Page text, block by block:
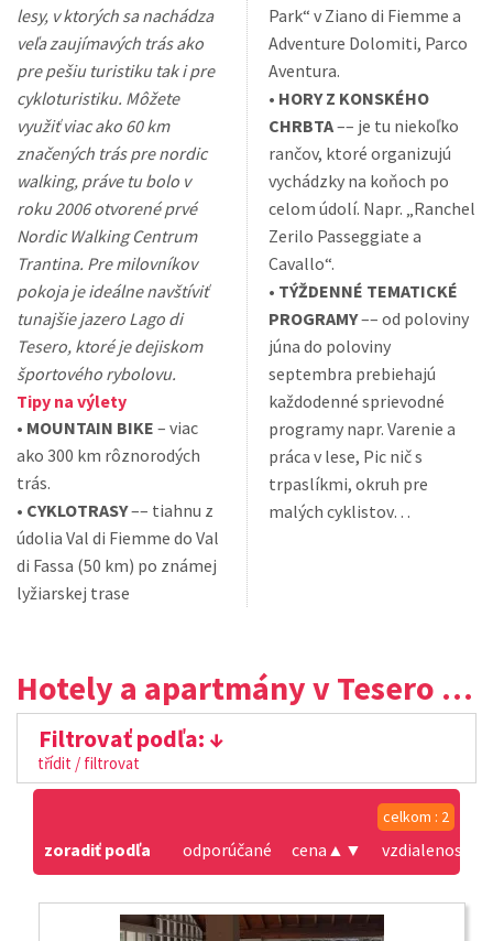
lesy, v ktorých sa nachádza
veľa zaujímavých trás ako
pre pešiu turistiku tak i pre
cykloturistiku. Môžete
využiť viac ako 60 km
značených trás pre nordic
walking, práve tu bolo v
roku 2006 otvorené prvé
Nordic Walking Centrum
Trantina. Pre milovníkov
pokoja je ideálne navštíviť
tunajšie jazero Lago di
Tesero, ktoré je dejiskom
športového rybolovu.
Tipy na výlety
• MOUNTAIN BIKE – viac
ako 300 km rôznorodých
trás.
• CYKLOTRASY–– tiahnu z
údolia Val di Fiemme do Val
di Fassa (50 km) po známej
lyžiarskej trase
Park“ v Ziano di Fiemme a
Adventure Dolomiti, Parco
Aventura.
• HORY Z KONSKÉHO
CHRBTA–– je tu niekoľko
rančov, ktoré organizujú
vychádzky na koňoch po
celom údolí. Napr. „Ranchel
Zerilo Passeggiate a
Cavallo“.
• TÝŽDENNÉ TEMATICKÉ
PROGRAMY–– od poloviny
júna do poloviny
septembra prebiehajú
každodenné sprievodné
programy napr. Varenie a
práca v lese, Pic nič s
trpaslíkmi, okruh pre
malých cyklistov…
Hotely a apartmány v Tesero - Stava
Filtrovať podľa:
třídit / filtrovat
celkom : 2
zoradiť podľa odporúčané cena ▲ ▼ vzdialenosť